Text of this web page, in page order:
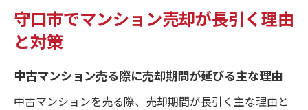
守口市でマンション売却が長引く理由
と対策
中古マンション売る際に売却期間が延びる主な理由
中古マンションを売る際、売却期間が長引く主な理由と